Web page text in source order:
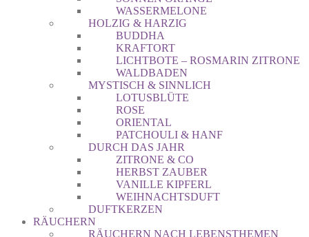
WASSERMELONE
HOLZIG & HARZIG
BUDDHA
KRAFTORT
LICHTBOTE – ROSMARIN ZITRONE
WALDBADEN
MYSTISCH & SINNLICH
LOTUSBLÜTE
ROSE
ORIENTAL
PATCHOULI & HANF
DURCH DAS JAHR
ZITRONE & CO
HERBST ZAUBER
VANILLE KIPFERL
WEIHNACHTSDUFT
DUFTKERZEN
RÄUCHERN
RÄUCHERN NACH LEBENSTHEMEN